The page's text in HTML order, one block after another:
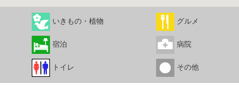
いきもの・植物 グルメ
宿泊 病院
トイレ その他